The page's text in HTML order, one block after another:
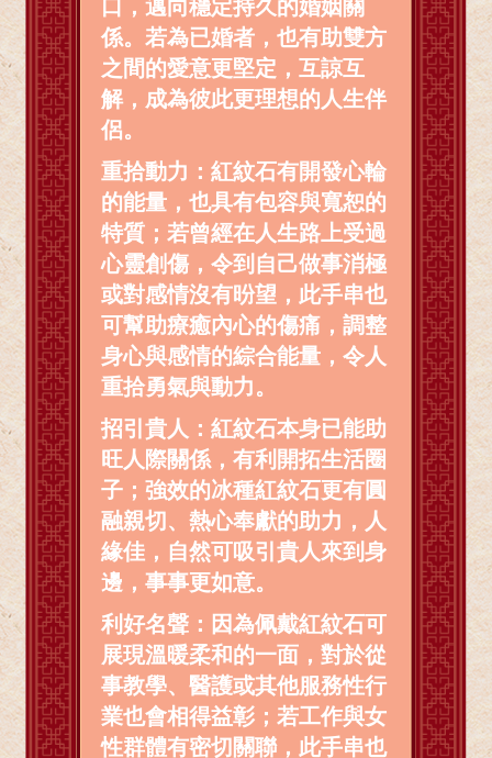
口，邁向穩定持久的婚姻關
係。若為已婚者，也有助雙方
之間的愛意更堅定，互諒互
解，成為彼此更理想的人生伴
侶。
重拾動力：紅紋石有開發心輪
的能量，也具有包容與寬恕的
特質；若曾經在人生路上受過
心靈創傷，令到自己做事消極
或對感情沒有昐望，此手串也
可幫助療癒內心的傷痛，調整
身心與感情的綜合能量，令人
重拾勇氣與動力。
招引貴人：紅紋石本身已能助
旺人際關係，有利開拓生活圈
子；強效的冰種紅紋石更有圓
融親切、熱心奉獻的助力，人
緣佳，自然可吸引貴人來到身
邊，事事更如意。
利好名聲：因為佩戴紅紋石可
展現溫暖柔和的一面，對於從
事教學、醫護或其他服務性行
業也會相得益彰；若工作與女
性群體有密切關聯，此手串也